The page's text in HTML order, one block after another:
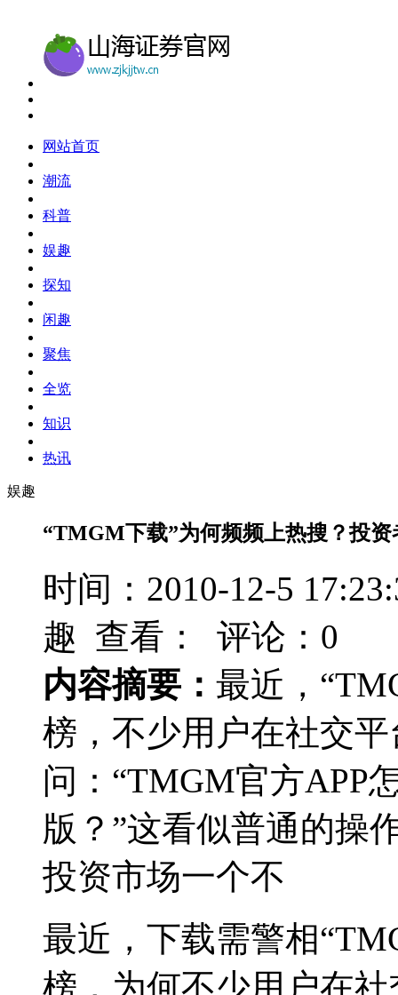
网站首页
潮流
科普
娱趣
探知
闲趣
聚焦
全览
知识
热讯
娱趣
“TMGM下载”为何频频上热搜？投
时间：2010-12-5
趣 查看：
评论：0
内容摘要： 最近，
榜，不少用户在社交
问：“TMGM官方APP
版？”这看似普通的操
投资市场一个不
最近，下载需警相
榜，为何不少用户在